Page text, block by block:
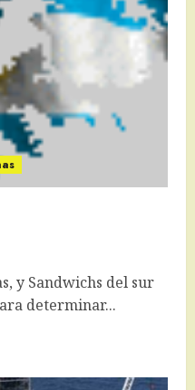
y Sandwichs del sur
determinar...